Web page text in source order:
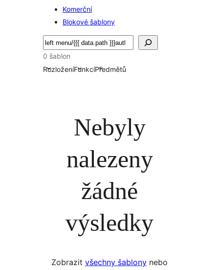
Komerční
Blokové šablony
Hledat
0 šablon
RozloženíFunkcíPředmětů
Nebyly
nalezeny
žádné
výsledky
Zobrazit všechny šablony nebo